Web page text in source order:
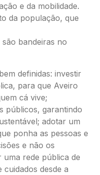
e da mobilidade.
da população, que
bandeiras no
definidas: investir
para que Aveiro
cá vive;
públicos, garantindo
adotar um
ponha as pessoas e
e não os
uma rede pública de
desde a